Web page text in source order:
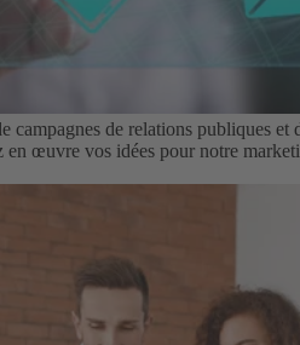
campagnes de relations publiques et
en œuvre vos idées pour notre